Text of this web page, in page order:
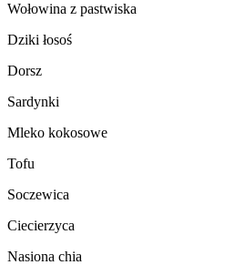
Wołowina z pastwiska
Dziki łosoś
Dorsz
Sardynki
Mleko kokosowe
Tofu
Soczewica
Ciecierzyca
Nasiona chia